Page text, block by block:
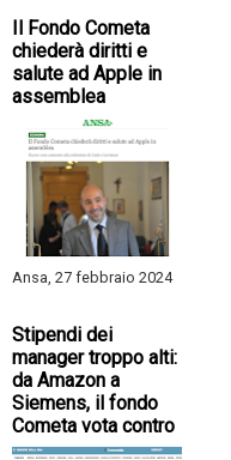
Il Fondo Cometa
chiederà diritti e
salute ad Apple in
assemblea
Ansa, 27 febbraio 2024
Stipendi dei
manager troppo alti:
da Amazon a
Siemens, il fondo
Cometa vota contro